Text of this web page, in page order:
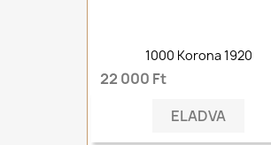
1000 Korona 1920
22 000 Ft
ELADVA